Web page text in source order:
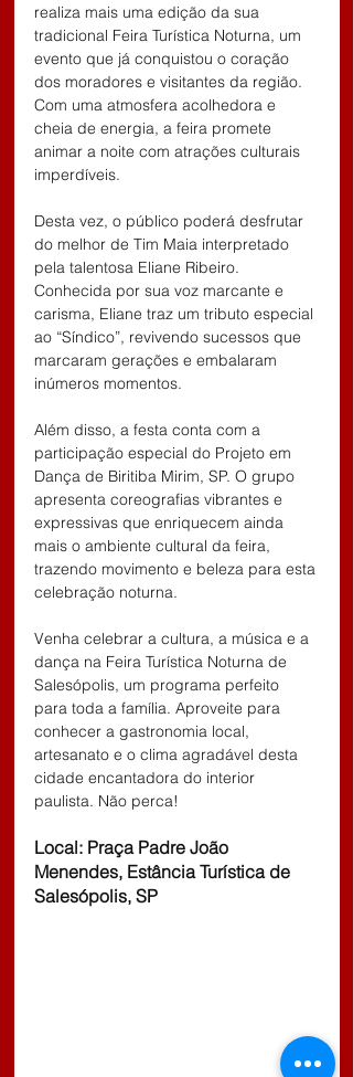
realiza mais uma edição da sua
tradicional Feira Turística Noturna, um
evento que já conquistou o coração
dos moradores e visitantes da região.
Com uma atmosfera acolhedora e
cheia de energia, a feira promete
animar a noite com atrações culturais
imperdíveis.
Desta vez, o público poderá desfrutar
do melhor de Tim Maia interpretado
pela talentosa Eliane Ribeiro.
Conhecida por sua voz marcante e
carisma, Eliane traz um tributo especial
ao “Síndico”, revivendo sucessos que
marcaram gerações e embalaram
inúmeros momentos.
Além disso, a festa conta com a
participação especial do Projeto em
Dança de Biritiba Mirim, SP. O grupo
apresenta coreografias vibrantes e
expressivas que enriquecem ainda
mais o ambiente cultural da feira,
trazendo movimento e beleza para esta
celebração noturna.
Venha celebrar a cultura, a música e a
dança na Feira Turística Noturna de
Salesópolis, um programa perfeito
para toda a família. Aproveite para
conhecer a gastronomia local,
artesanato e o clima agradável desta
cidade encantadora do interior
paulista. Não perca!
Local: Praça Padre João
Menendes, Estância Turística de
Salesópolis, SP